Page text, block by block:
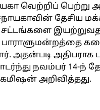
வெற்றிப் பெற்று
தேசிய
சட்டங்களை
அதன்படி
நவம்பர் 14-ந்
அறிவித்தது.